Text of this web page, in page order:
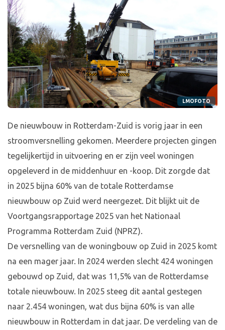
LMOFOTO
De nieuwbouw in Rotterdam-Zuid is vorig jaar in een
stroomversnelling gekomen. Meerdere projecten gingen
tegelijkertijd in uitvoering en er zijn veel woningen
opgeleverd in de middenhuur en -koop. Dit zorgde dat
in 2025 bijna 60% van de totale Rotterdamse
nieuwbouw op Zuid werd neergezet. Dit blijkt uit de
Voortgangsrapportage 2025 van het Nationaal
Programma Rotterdam Zuid (NPRZ).
De versnelling van de woningbouw op Zuid in 2025 komt
na een mager jaar. In 2024 werden slecht 424 woningen
gebouwd op Zuid, dat was 11,5% van de Rotterdamse
totale nieuwbouw. In 2025 steeg dit aantal gestegen
naar 2.454 woningen, wat dus bijna 60% is van alle
nieuwbouw in Rotterdam in dat jaar. De verdeling van de